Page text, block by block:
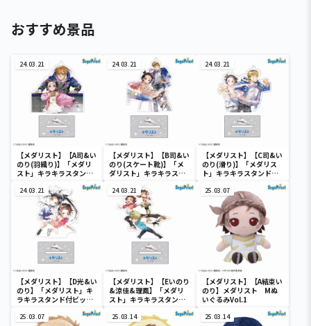
おすすめ景品
24.03.21
【メダリスト】【A司&い
のり(羽織り)】「メダリ
スト」キラキラスタンド
付ビッグクリアキーチェ
ーン(EX)
24.03.21
【メダリスト】【B司&い
のり(スケート靴)】「メ
ダリスト」キラキラスタ
ンド付ビッグクリアキー
チェーン(EX)
24.03.21
【メダリスト】【C司&い
のり(滑り)】「メダリス
ト」キラキラスタンド付
ビッグクリアキーチェー
ン(EX)
24.03.21
【メダリスト】【D光&い
のり】「メダリスト」キ
ラキラスタンド付ビッグ
クリアキーチェーン(EX)
24.03.21
【メダリスト】【Eいのり
&涼佳&理鳳】「メダリ
スト」キラキラスタンド
付ビッグクリアキーチェ
ーン(EX)
25.03.07
【メダリスト】【A結束い
のり】メダリスト Mぬ
いぐるみVol.1
25.03.07 25.03.14 25.03.14